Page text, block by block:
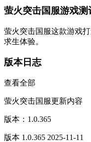
萤火突击国服游戏测
萤火突击国服这款游戏
求生体验。
版本日志
查看全部
萤火突击国服更新内容
版本：1.0.365
版本 1.0.365 2025-11-11